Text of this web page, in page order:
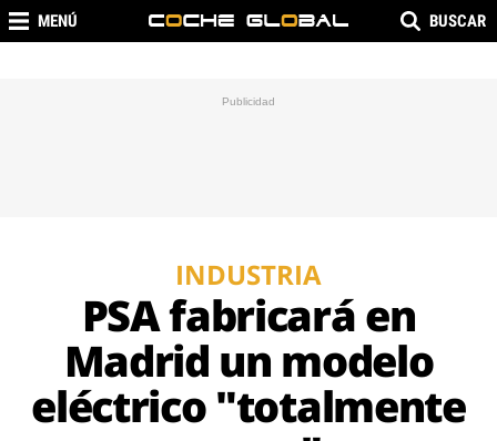
MENÚ BUSCAR
INDUSTRIA
PSA fabricará en
Madrid un modelo
eléctrico "totalmente